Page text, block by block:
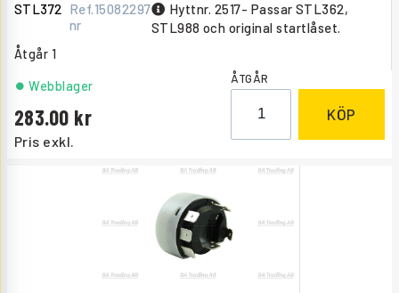
STL372 Ref.
nr
15082297
Hyttnr. 2517- Passar STL362,
STL988 och original startlåset.
Åtgår 1
Pris exkl.
283.00
Webblager ÅTGÅR
KÖP